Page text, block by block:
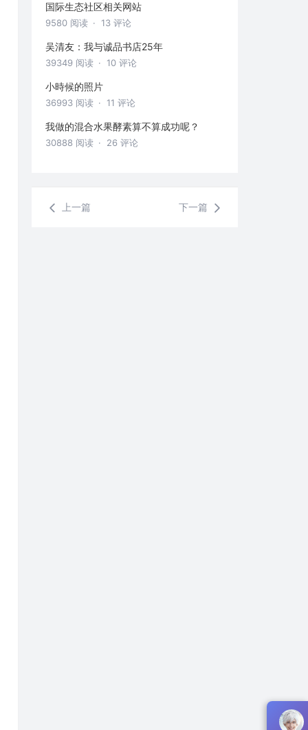
国际生态社区相关网站
9580 阅读 · 13 评论
吴清友：我与诚品书店25年
39349 阅读 · 10 评论
小時候的照片
36993 阅读 · 11 评论
我做的混合水果酵素算不算成功呢？
30888 阅读 · 26 评论
上一篇 下一篇